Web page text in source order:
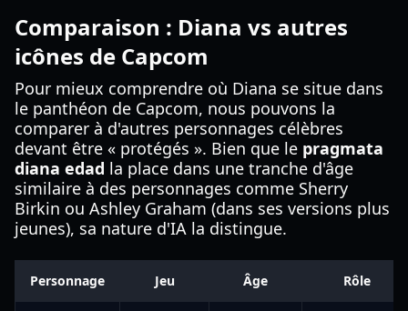
Comparaison : Diana vs autres
icônes de Capcom
Pour mieux comprendre où Diana se situe dans
le panthéon de Capcom, nous pouvons la
comparer à d'autres personnages célèbres
devant être « protégés ». Bien que le pragmata
diana edad la place dans une tranche d'âge
similaire à des personnages comme Sherry
Birkin ou Ashley Graham (dans ses versions plus
jeunes), sa nature d'IA la distingue.
Personnage Jeu Âge Rôle